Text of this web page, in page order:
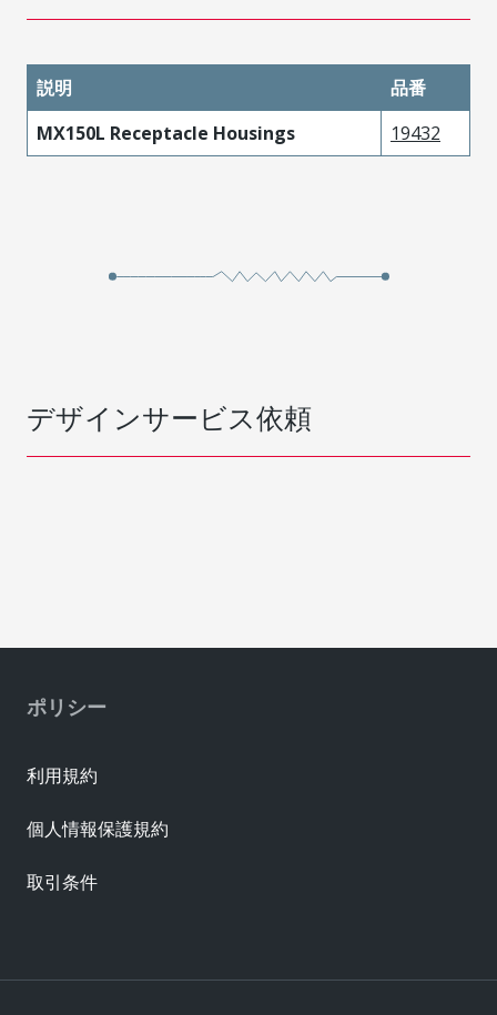
説明
品番
MX150L Receptacle Housings
19432
デザインサービス依頼
ポリシー
利用規約
個人情報保護規約
取引条件